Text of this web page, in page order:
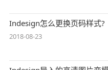
Indesign怎么更换页码样式?
2018-08-23